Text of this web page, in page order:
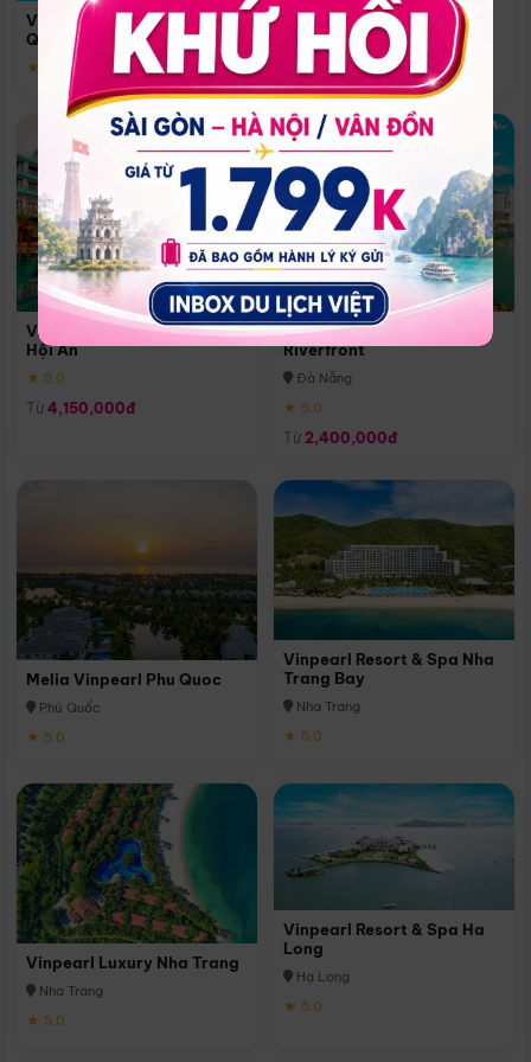
Vinpearl Resort & Spa Phu
Quoc
★ 5.0
Quoc
Phú Quốc
★ 5.0
Vinpearl Resort & Golf Nam
Hội An
★ 5.0
Từ 4,150,000đ
Melia Vinpearl Danang
Riverfront
Đà Nẵng
★ 5.0
Từ 2,400,000đ
Melia Vinpearl Phu Quoc
Phú Quốc
★ 5.0
Vinpearl Resort & Spa Nha
Trang Bay
Nha Trang
★ 5.0
Vinpearl Luxury Nha Trang
Nha Trang
★ 5.0
Vinpearl Resort & Spa Ha
Long
Hạ Long
★ 5.0